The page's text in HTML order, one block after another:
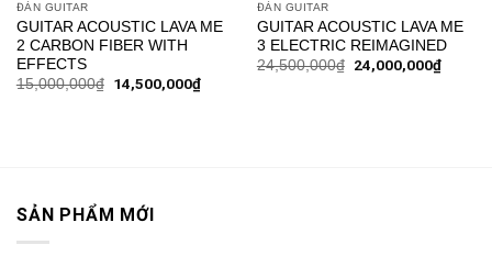
wishlist
ĐÀN GUITAR
GUITAR ACOUSTIC LAVA ME
2 CARBON FIBER WITH
EFFECTS
15,000,000₫ 14,500,000₫
wishlist
ĐÀN GUITAR
GUITAR ACOUSTIC LAVA ME
3 ELECTRIC REIMAGINED
24,500,000₫ 24,000,000₫
SẢN PHẨM MỚI